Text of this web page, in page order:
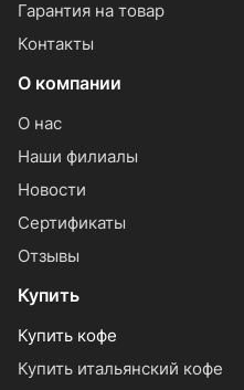
Гарантия на товар
Контакты
О компании
О нас
Наши филиалы
Новости
Сертификаты
Отзывы
Купить
Купить кофе
Купить итальянский кофе